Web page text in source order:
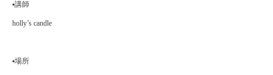
▪️講師
holly’s candle
▪️場所